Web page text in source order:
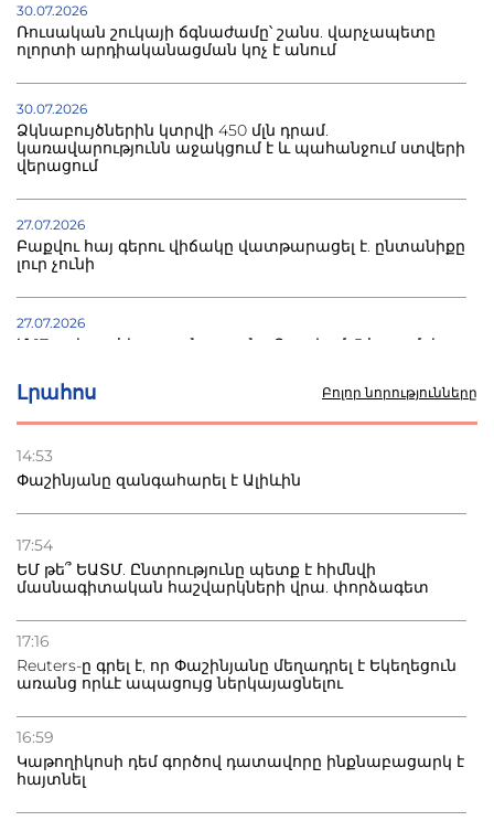
Լրահոս Բոլոր նորությունները
14:53
Փաշինյանը զանգահարել է Ալիևին
17:54
ԵՄ թե՞ ԵԱՏՄ. Ընտրությունը պետք է հիմնվի
մասնագիտական հաշվարկների վրա. փորձագետ
17:16
Reuters-ը գրել է, որ Փաշինյանը մեղադրել է Եկեղեցուն
առանց որևէ ապացույց ներկայացնելու
16:59
Կաթողիկոսի դեմ գործով դատավորը ինքնաբացարկ է
հայտնել
30.07.2026
Ռուսական շուկայի ճգնաժամը՝ շանս. վարչապետը
ոլորտի արդիականացման կոչ է անում
30.07.2026
Ձկնաբույծներին կտրվի 450 մլն դրամ.
կառավարությունն աջակցում է և պահանջում ստվերի
վերացում
27.07.2026
Բաքվու հայ գերու վիճակը վատթարացել է. ընտանիքը
լուր չունի
27.07.2026
Մ-17 աշխարհի առաջնությունը Բաքվում. 5 հայ ըմբիշ
22.07.2026
տուժածներ կան
21.07.2026
Դատվածություն ունեցող միգրանտներին կարգելվի
բնակվել Ռուսաստանում
20.07.2026
Բաքվի բանտից գեներալ Մանուկյանը դիմել է
Փաշինյանին